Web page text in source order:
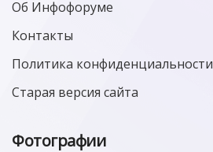
Об Инфофоруме
Контакты
Политика конфиденциальности
Старая версия сайта
Фотографии